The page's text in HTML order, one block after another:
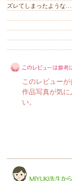
ズレてしまったような…
このレビューは参
このレビューが
作品写真が気に
い。